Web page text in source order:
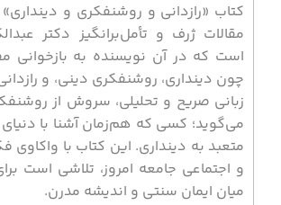
کتاب «رازدانی و روشنفکری و
مقالات ژرف و تأمل‌برانگیز دکتر
است که در آن نویسنده به بازخوانی
چون دینداری، روشنفکری دینی، و
زبانی صریح و تحلیلی، سروش از
می‌گوید؛ کسی که هم‌زمان آشنا با
متعبد به دینداری. این کتاب با واکاوی
و اجتماعی جامعه امروز، تلاشی است
میان ایمان سنتی و اندیشه مدرن.